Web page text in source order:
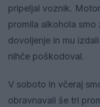
pripeljal voznik.
promila alkohola
dovoljenje in mu
nihče poškodoval.
V soboto in včeraj
obravnavali še tri